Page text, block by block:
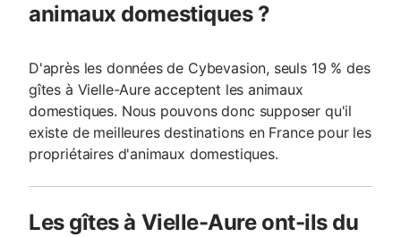
animaux domestiques ?
D'après les données de Cybevasion, seuls 19 % des
gîtes à Vielle-Aure acceptent les animaux
domestiques. Nous pouvons donc supposer qu'il
existe de meilleures destinations en France pour les
propriétaires d'animaux domestiques.
Les gîtes à Vielle-Aure ont-ils du